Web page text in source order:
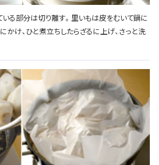
いる部分は切り離す。里いもは皮をむいて鍋に
かけ、ひと煮立ちしたらざるに上げ、さっと洗